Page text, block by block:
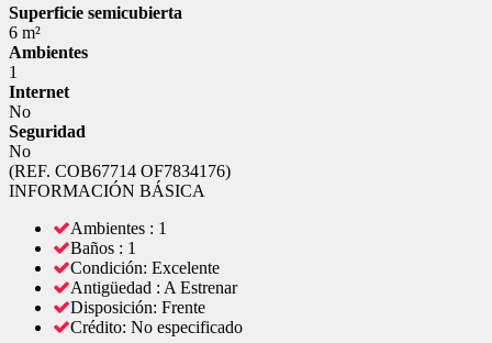
Superficie semicubierta
6 m²
Ambientes
1
Internet
No
Seguridad
No
(REF. COB67714 OF7834176)
INFORMACIÓN BÁSICA
Ambientes : 1
Baños : 1
Condición: Excelente
Antigüedad : A Estrenar
Disposición: Frente
Crédito: No especificado